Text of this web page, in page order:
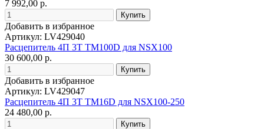
7 992,00 р.
Добавить в избранное
Артикул: LV429040
Расцепитель 4П 3T TM100D для NSX100
30 600,00 р.
Добавить в избранное
Артикул: LV429047
Расцепитель 4П 3T TM16D для NSX100-250
24 480,00 р.